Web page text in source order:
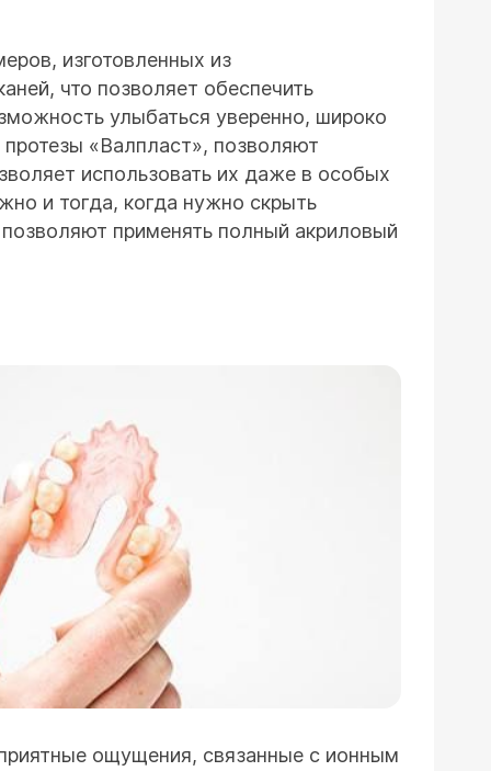
изготовленных из
что позволяет обеспечить
улыбаться уверенно, широко
«Валпласт», позволяют
использовать их даже в особых
и тогда, когда нужно скрыть
применять полный акриловый
ощущения, связанные с ионным